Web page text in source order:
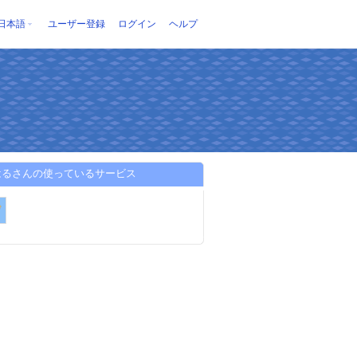
本語 ユーザー登録 ログイン ヘルプ
さんの使っているサービス